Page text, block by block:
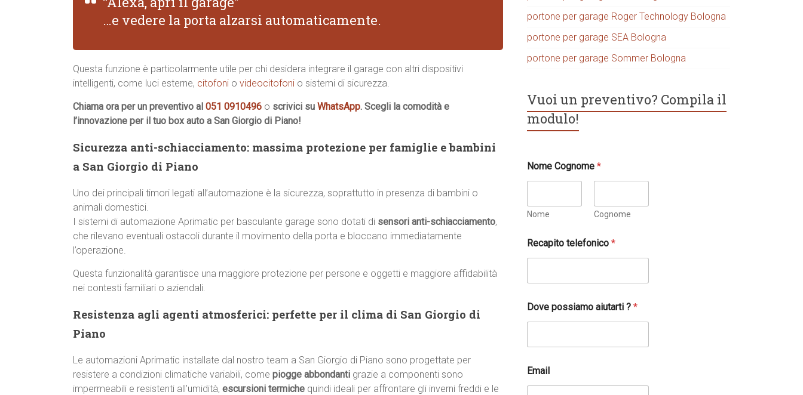
…e vedere la porta alzarsi automaticamente.
Questa funzione è particolarmente utile per chi desidera integrare il garage con altri dispositivi
intelligenti, come luci esterne, citofoni o videocitofoni o sistemi di sicurezza.
Chiama ora per un preventivo al 051 0910496 o scrivici su WhatsApp. Scegli la comodità e
l’innovazione per il tuo box auto a San Giorgio di Piano!
Sicurezza anti-schiacciamento: massima protezione per famiglie e bambini
a San Giorgio di Piano
Uno dei principali timori legati all’automazione è la sicurezza, soprattutto in presenza di bambini o
animali domestici.
I sistemi di automazione Aprimatic per basculante garage sono dotati di sensori anti-schiacciamento,
che rilevano eventuali ostacoli durante il movimento della porta e bloccano immediatamente
l’operazione.
Questa funzionalità garantisce una maggiore protezione per persone e oggetti e maggiore affidabilità
nei contesti familiari o aziendali.
Resistenza agli agenti atmosferici: perfette per il clima di San Giorgio di
Piano
Le automazioni Aprimatic installate dal nostro team a San Giorgio di Piano sono progettate per
resistere a condizioni climatiche variabili, come piogge abbondanti grazie a componenti sono
impermeabili e resistenti all’umidità, escursioni termiche quindi ideali per affrontare gli inverni freddi e le
portone per garage Roger Technology Bologna
portone per garage SEA Bologna
portone per garage Sommer Bologna
Vuoi un preventivo? Compila il
modulo!
Nome Cognome*
Nome Cognome
r
i
h
e
s
t
t
l
Recapito telefonico*
Dove possiamo aiutarti ?*
Email